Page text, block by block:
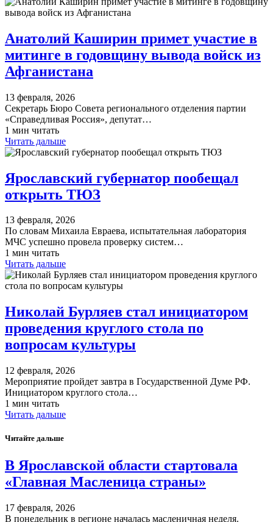
Анатолий Каширин примет участие в
митинге в годовщину вывода войск из
Афганистана
13 февраля, 2026
Секретарь Бюро Совета регионального отделения партии
«Справедливая Россия», депутат…
1 мин читать
Читать дальше
Ярославский губернатор пообещал
открыть ТЮЗ
13 февраля, 2026
По словам Михаила Евраева, испытательная лаборатория
МЧС успешно провела проверку систем…
1 мин читать
Читать дальше
Николай Бурляев стал инициатором
проведения круглого стола по
вопросам культуры
12 февраля, 2026
Мероприятие пройдет завтра в Государственной Думе РФ.
Инициатором круглого стола…
1 мин читать
Читать дальше
Читайте дальше
​В Ярославской области стартовала
«Главная Масленица страны»
17 февраля, 2026
В понедельник в регионе началась масленичная неделя.